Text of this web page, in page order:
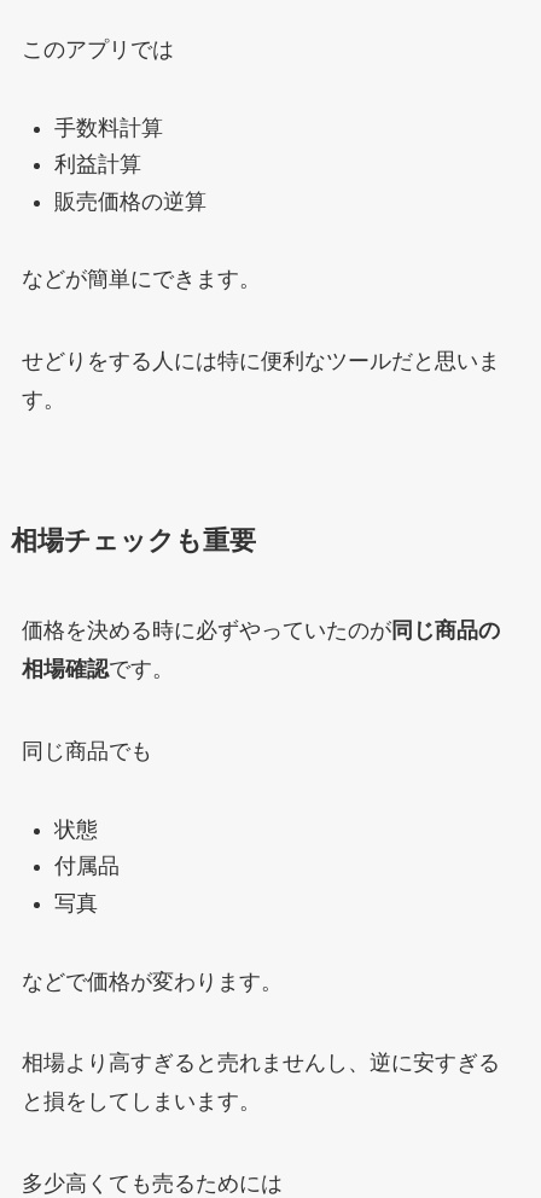
このアプリでは
手数料計算
利益計算
販売価格の逆算
などが簡単にできます。
せどりをする人には特に便利なツールだと思いま
す。
相場チェックも重要
価格を決める時に必ずやっていたのが同じ商品の
相場確認です。
同じ商品でも
状態
付属品
写真
などで価格が変わります。
相場より高すぎると売れませんし、逆に安すぎる
と損をしてしまいます。
多少高くても売るためには